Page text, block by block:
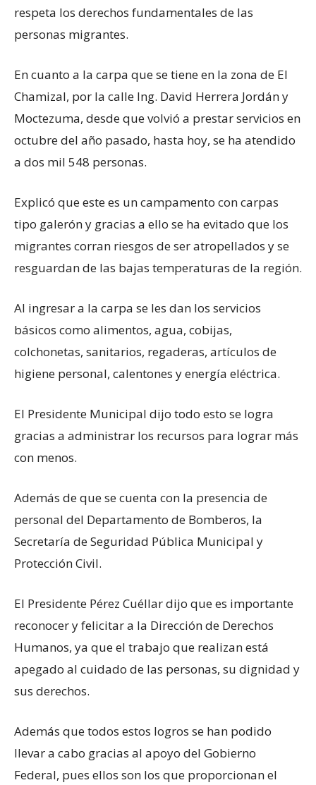
respeta los derechos fundamentales de las
personas migrantes.
En cuanto a la carpa que se tiene en la zona de El
Chamizal, por la calle Ing. David Herrera Jordán y
Moctezuma, desde que volvió a prestar servicios en
octubre del año pasado, hasta hoy, se ha atendido
a dos mil 548 personas.
Explicó que este es un campamento con carpas
tipo galerón y gracias a ello se ha evitado que los
migrantes corran riesgos de ser atropellados y se
resguardan de las bajas temperaturas de la región.
Al ingresar a la carpa se les dan los servicios
básicos como alimentos, agua, cobijas,
colchonetas, sanitarios, regaderas, artículos de
higiene personal, calentones y energía eléctrica.
El Presidente Municipal dijo todo esto se logra
gracias a administrar los recursos para lograr más
con menos.
Además de que se cuenta con la presencia de
personal del Departamento de Bomberos, la
Secretaría de Seguridad Pública Municipal y
Protección Civil.
El Presidente Pérez Cuéllar dijo que es importante
reconocer y felicitar a la Dirección de Derechos
Humanos, ya que el trabajo que realizan está
apegado al cuidado de las personas, su dignidad y
sus derechos.
Además que todos estos logros se han podido
llevar a cabo gracias al apoyo del Gobierno
Federal, pues ellos son los que proporcionan el